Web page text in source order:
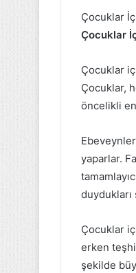
Çocuklar
Çocuklar
Çocuklar
Çocuklar,
öncelikli
yaparlar.
Çocuklar
erken
şekilde